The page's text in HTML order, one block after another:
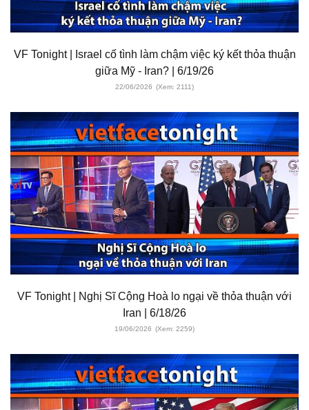
VF Tonight | Israel cố tình làm chậm việc ký kết thỏa thuận
giữa Mỹ - Iran? | 6/19/26
22/06/2026 (Xem: 2111)
VF Tonight | Nghị Sĩ Cộng Hoà lo ngại về thỏa thuận với
Iran | 6/18/26
19/06/2026 (Xem: 2259)